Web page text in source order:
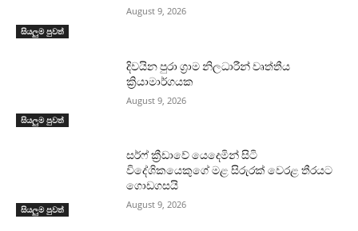
සියලුම පුවත්
August 9, 2026
සියලුම පුවත්
දිවයින පුරා ග්‍රාම නිලධාරීන් වෘත්තීය
ක්‍රියාමාර්ගයක
August 9, 2026
සියලුම පුවත්
සර්ෆ් ක්‍රීඩාවේ යෙදෙමින් සිටි
විදේශිකයෙකුගේ මළ සිරුරක් වෙරළ තීරයට
ගොඩගසයි
August 9, 2026